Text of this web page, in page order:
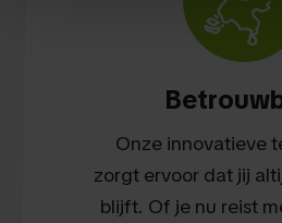
Onze innovatieve
zorgt ervoor dat jij
blijft. Of je nu reist